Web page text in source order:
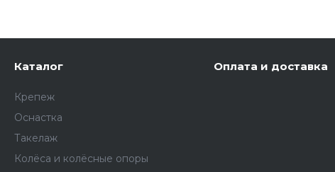
Каталог
Крепеж
Оснастка
Такелаж
Колёса и колëсные опоры
Оплата и доставка